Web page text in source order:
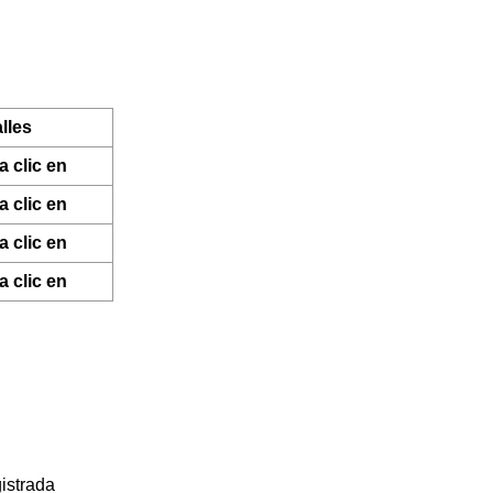
clic en
clic en
clic en
clic en